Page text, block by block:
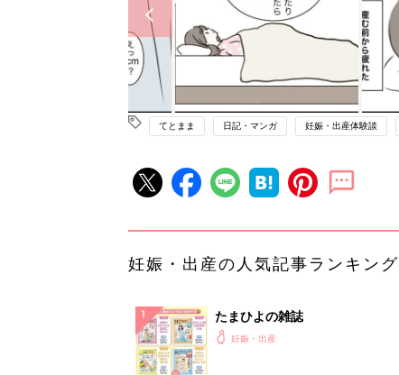
てとまま 日記・マンガ 妊娠・出産体験談
妊娠・出産の人気記事ランキング
たまひよの雑誌
妊娠・出産